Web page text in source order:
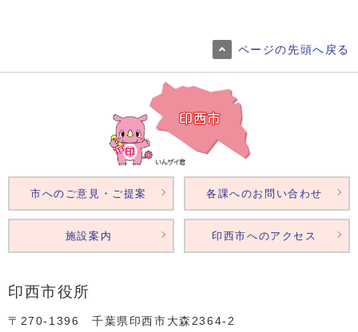
ページの先頭へ戻る
印西市役所
〒270-1396 千葉県印西市大森2364‐2
市へのご意見・ご提案 各課へのお問い合わせ
施設案内 印西市へのアクセス